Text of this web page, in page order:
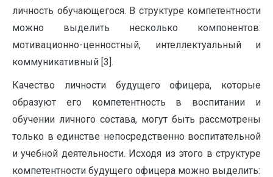
личность обучающегося. В структуре компетентности
можно выделить несколько компонентов:
мотивационно-ценностный, интеллектуальный и
коммуникативный [3].
Качество личности будущего офицера, которые
образуют его компетентность в воспитании и
обучении личного состава, могут быть рассмотрены
только в единстве непосредственно воспитательной
и учебной деятельности. Исходя из этого в структуре
компетентности будущего офицера можно выделить: